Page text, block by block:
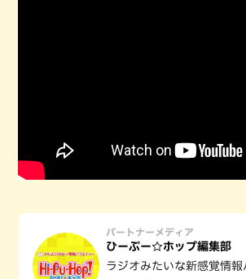
パートナーメディア
ひーぷー☆ホップ編集部
ラジオみたいな新感覚情報